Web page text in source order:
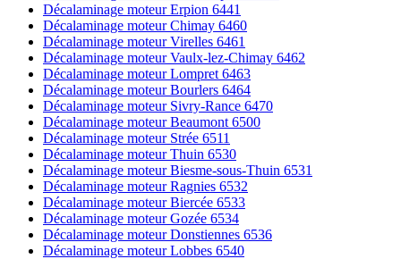
Décalaminage moteur Erpion 6441
Décalaminage moteur Chimay 6460
Décalaminage moteur Virelles 6461
Décalaminage moteur Vaulx-lez-Chimay 6462
Décalaminage moteur Lompret 6463
Décalaminage moteur Bourlers 6464
Décalaminage moteur Sivry-Rance 6470
Décalaminage moteur Beaumont 6500
Décalaminage moteur Strée 6511
Décalaminage moteur Thuin 6530
Décalaminage moteur Biesme-sous-Thuin 6531
Décalaminage moteur Ragnies 6532
Décalaminage moteur Biercée 6533
Décalaminage moteur Gozée 6534
Décalaminage moteur Donstiennes 6536
Décalaminage moteur Lobbes 6540